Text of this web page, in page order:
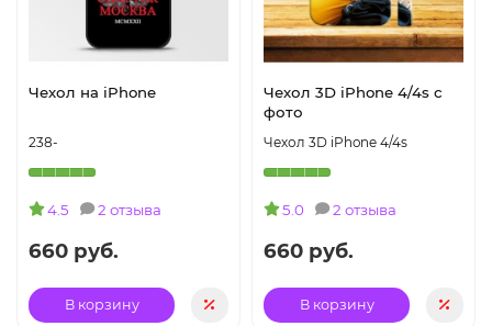
Чехол на iPhone
238-
4.5 2 отзыва
660 руб.
В корзину
Чехол 3D iPhone 4/4s с
фото
Чехол 3D iPhone 4/4s
5.0 2 отзыва
660 руб.
В корзину